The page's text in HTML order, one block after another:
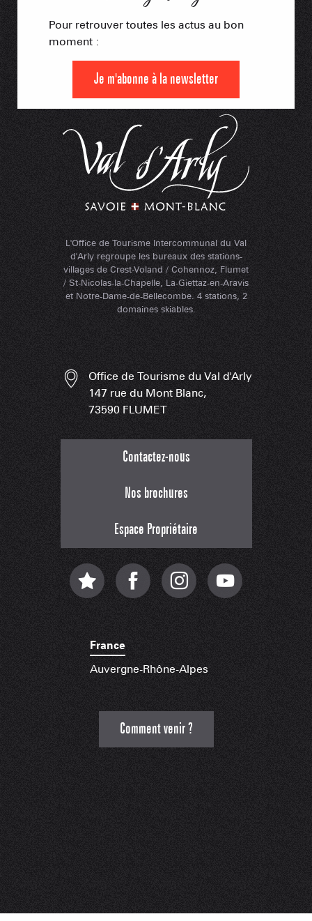
L'Office de Tourisme Intercommunal du Val
d'Arly regroupe les bureaux des stations-
villages de Crest-Voland / Cohennoz, Flumet
/ St-Nicolas-la-Chapelle, La-Giettaz-en-Aravis
et Notre-Dame-de-Bellecombe. 4 stations, 2
domaines skiables.
Pour retrouver toutes les actus au bon
moment :
Je m'abonne à la newsletter
Office de Tourisme du Val d'Arly
147 rue du Mont Blanc,
73590 FLUMET
Contactez-nous
Nos brochures
Espace Propriétaire
France
Auvergne-Rhône-Alpes
Comment venir ?